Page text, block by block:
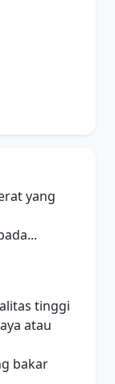
yang
tinggi
atau
bakar